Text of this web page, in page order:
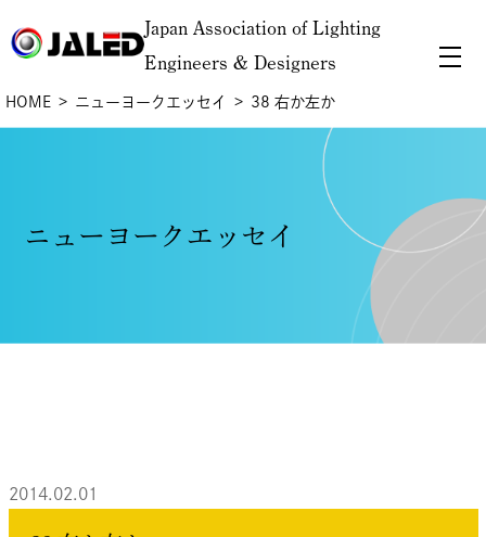
Japan Association of Lighting
Engineers & Designers
HOME ニューヨークエッセイ 38 右か左か
ニューヨークエッセイ
2014.02.01